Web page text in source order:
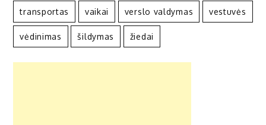
transportas vaikai verslo valdymas vestuvės
vėdinimas šildymas žiedai